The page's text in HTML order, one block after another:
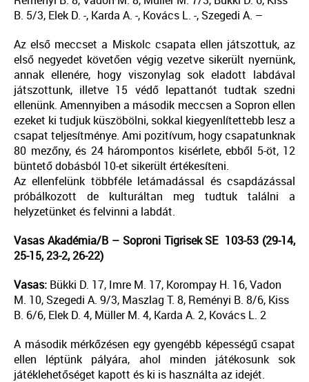
B. 5/3, Elek D. -, Karda A. -, Kovács L. -, Szegedi A. –
Az első meccset a Miskolc csapata ellen játszottuk, az
első negyedet követően végig vezetve sikerült nyernünk,
annak ellenére, hogy viszonylag sok eladott labdával
játszottunk, illetve 15 védő lepattanót tudtak szedni
ellenünk. Amennyiben a második meccsen a Sopron ellen
ezeket ki tudjuk küszöbölni, sokkal kiegyenlítettebb lesz a
csapat teljesítménye. Ami pozitívum, hogy csapatunknak
80 mezőny, és 24 hárompontos kisérlete, ebből 5-öt, 12
büntető dobásból 10-et sikerült értékesíteni.
Az ellenfelünk többféle letámadással és csapdázással
próbálkozott de kulturáltan meg tudtuk találni a
helyzetünket és felvinni a labdát.
Vasas Akadémia/B – Soproni Tigrisek SE 103-53 (29-14,
25-15, 23-2, 26-22)
Vasas: Bükki D. 17, Imre M. 17, Korompay H. 16, Vadon
M. 10, Szegedi A. 9/3, Maszlag T. 8, Reményi B. 8/6, Kiss
B. 6/6, Elek D. 4, Müller M. 4, Karda A. 2, Kovács L. 2
A második mérkőzésen egy gyengébb képességű csapat
ellen léptünk pályára, ahol minden játékosunk sok
játéklehetőséget kapott és ki is használta az idejét.